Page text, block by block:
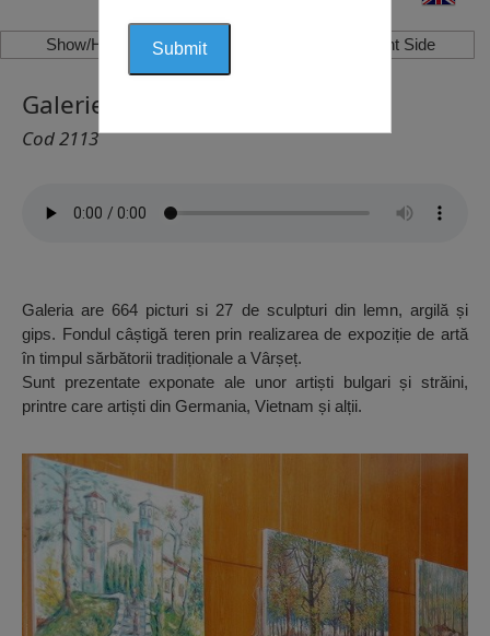
Show/Hide Left Side Show/Hide Right Side
Galerie de Artă, Varshets
Cod 2113
Galeria are 664 picturi si 27 de sculpturi din lemn, argilă și
gips. Fondul câștigă teren prin realizarea de expoziție de artă
în timpul sărbătorii tradiționale a Vârșeț.
Sunt prezentate exponate ale unor artiști bulgari și străini,
printre care artiști din Germania, Vietnam și alții.